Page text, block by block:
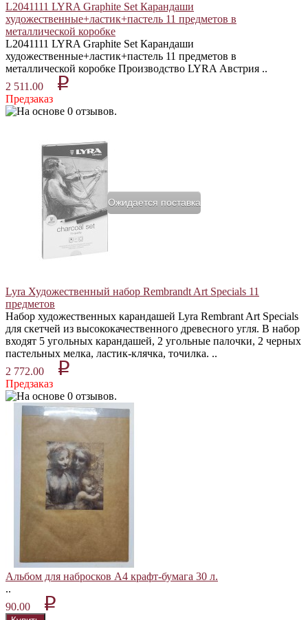
L2041111 LYRA Graphite Set Карандаши
художественные+ластик+пастель 11 предметов в
металлической коробке
L2041111 LYRA Graphite Set Карандаши
художественные+ластик+пастель 11 предметов в
металлической коробке Производство LYRA Австрия ..
2 511.00
p
Предзаказ
Ожидается поставка
Lyra Художественный набор Rembrandt Art Specials 11
предметов
Набор художественных карандашей Lyra Rembrant Art Specials
для скетчей из высококачественного древесного угля. В набор
входят 5 угольных карандашей, 2 угольные палочки, 2 черных
пастельных мелка, ластик-клячка, точилка. ..
2 772.00
p
Предзаказ
Альбом для набросков А4 крафт-бумага 30 л.
..
90.00
p